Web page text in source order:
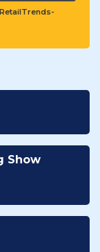
Show